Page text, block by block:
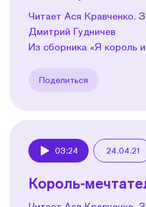
Читает Ася Кравченко.
Дмитрий Гудничев
Из сборника «Я король
Поделиться
03:24 24.04.21
Король-